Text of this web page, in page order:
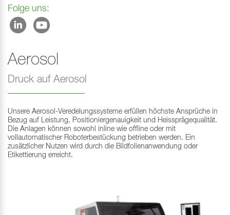
Folge uns:
Aerosol
Druck auf Aerosol
Unsere Aerosol-Veredelungssysteme erfüllen höchste Ansprüche in
Bezug auf Leistung, Positioniergenauigkeit und Heissprägequalität.
Die Anlagen können sowohl inline wie offline oder mit
vollautomatischer Roboterbestückung betrieben werden. Ein
zusätzlicher Nutzen wird durch die Bildfolienanwendung oder
Etikettierung erreicht.